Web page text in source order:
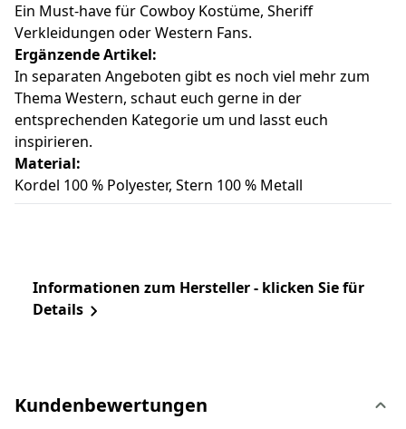
Ein Must-have für Cowboy Kostüme, Sheriff
Verkleidungen oder Western Fans.
Ergänzende Artikel:
In separaten Angeboten gibt es noch viel mehr zum
Thema Western, schaut euch gerne in der
entsprechenden Kategorie um und lasst euch
inspirieren.
Material:
Kordel 100 % Polyester, Stern 100 % Metall
Informationen zum Hersteller - klicken Sie für
Details
Kundenbewertungen